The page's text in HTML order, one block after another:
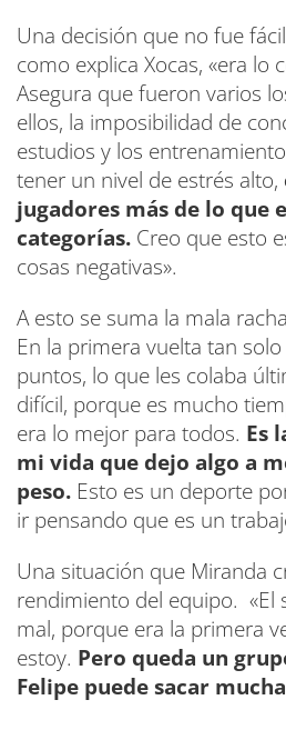
Una decisión que no fue
como explica Xocas, «era lo
Asegura que fueron varios
ellos, la imposibilidad de
estudios y los
tener un nivel de estrés alto,
jugadores más de lo que
categorías. Creo que esto
cosas negativas».
A esto se suma la mala
En la primera vuelta tan
puntos, lo que les colaba
difícil, porque es mucho
era lo mejor para todos. Es
mi vida que dejo algo a
peso. Esto es un deporte
ir pensando que es un
Una situación que Miranda
rendimiento del equipo. «El
mal, porque era la primera
estoy. Pero queda un
Felipe puede sacar